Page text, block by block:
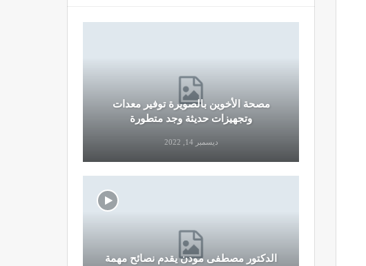
مصحة الأخوين بالصويرة توفير معدات
وتجهيزات حديثة وجد متطورة
ديسمبر 14, 2022
الدكتور مصطفى مودن يقدم نصائح مهمة